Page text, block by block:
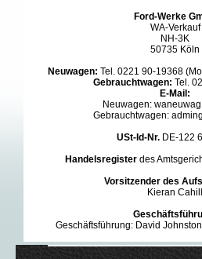
Ford-Werke
WA-Verkauf
NH-3K
50735 Köln
Neuwagen: Tel. 0221 90-19368
Gebrauchtwagen: Tel.
E-Mail:
Neuwagen:
Gebrauchtwagen:
USt-Id-Nr.DE-122
Handelsregisterdes
Vorsitzender des
Kieran Cahill
Geschäftsführung: David